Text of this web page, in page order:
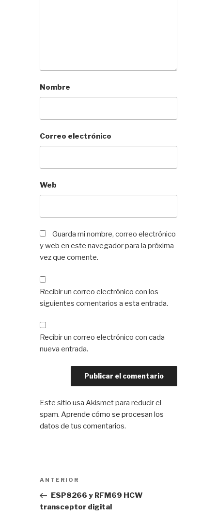
Nombre
Correo electrónico
Web
Guarda mi nombre, correo electrónico
y web en este navegador para la próxima
vez que comente.
Recibir un correo electrónico con los
siguientes comentarios a esta entrada.
Recibir un correo electrónico con cada
nueva entrada.
Este sitio usa Akismet para reducir el
spam.Aprende cómo se procesan los
datos de tus comentarios.
entradas
Entrada
anterior:
ANTERIOR
ESP8266 y RFM69 HCW
transceptor digital